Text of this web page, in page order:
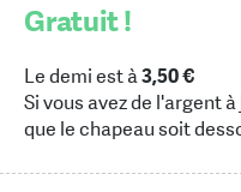
Gratuit !
Le demi est à3,50 €
Si vous avez de l'argent
que le chapeau soit